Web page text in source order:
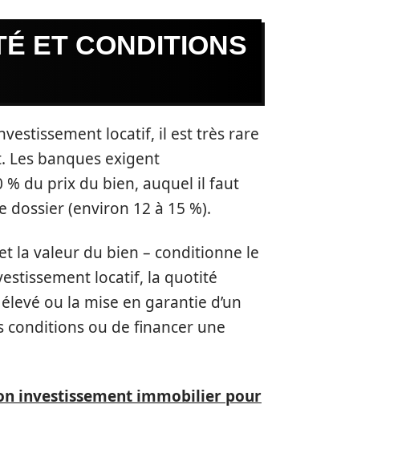
ET CONDITIONS
locatif, il est très rare
Les banques exigent
% du prix du bien, auquel il faut
(environ 12 à 15 %).
la valeur du bien – conditionne le
locatif, la quotité
ou la mise en garantie d’un
ou de financer une
investissement immobilier pour